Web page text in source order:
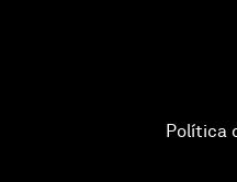
Política